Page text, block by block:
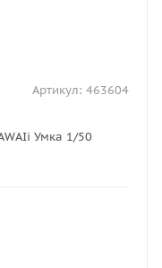
Артикул: 463604
Умка 1/50